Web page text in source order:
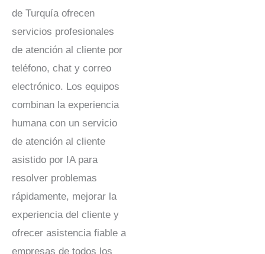
de Turquía ofrecen
servicios profesionales
de atención al cliente por
teléfono, chat y correo
electrónico. Los equipos
combinan la experiencia
humana con un servicio
de atención al cliente
asistido por IA para
resolver problemas
rápidamente, mejorar la
experiencia del cliente y
ofrecer asistencia fiable a
empresas de todos los